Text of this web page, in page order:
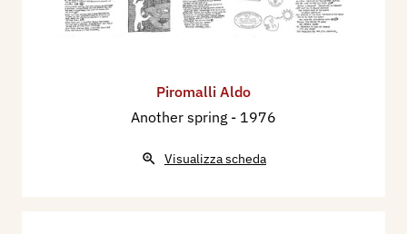
Piromalli Aldo
Another spring - 1976
Visualizza scheda